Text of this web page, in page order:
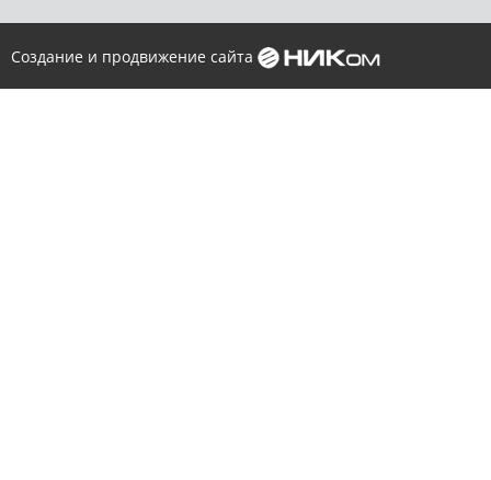
Создание и продвижение сайта